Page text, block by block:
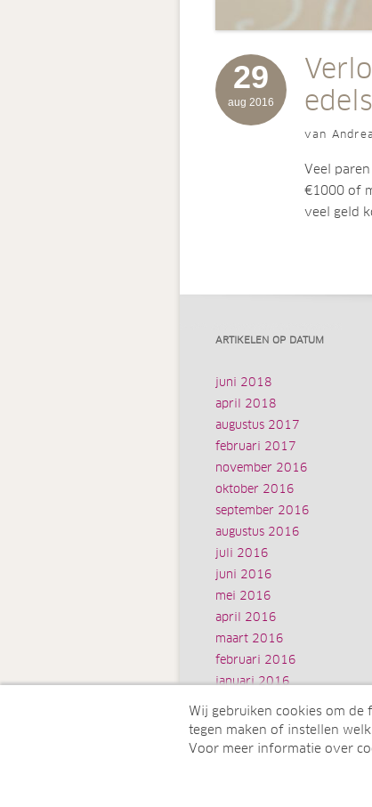
29
aug 2016
van
Veel
€1000 of
veel geld
ARTIKELEN OP DATUM
juni 2018
april 2018
augustus 2017
februari 2017
november 2016
oktober 2016
september 2016
augustus 2016
juli 2016
juni 2016
mei 2016
april 2016
maart 2016
februari 2016
januari 2016
© Juwelo Deutschland
Wij gebruiken cookies om de
tegen maken of instellen
Voor meer informatie over